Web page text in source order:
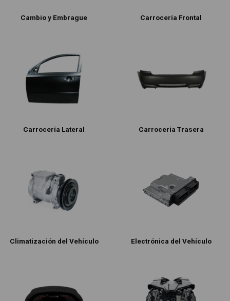
Cambio y Embrague Carrocería Frontal
Carrocería Lateral Carrocería Trasera
Climatización del Vehículo Electrónica del Vehículo